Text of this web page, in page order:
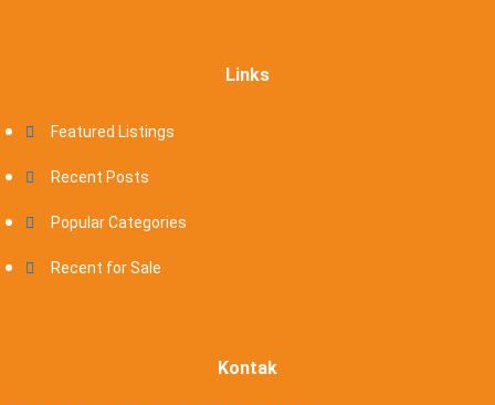
Links
Featured Listings
Recent Posts
Popular Categories
Recent for Sale
Kontak